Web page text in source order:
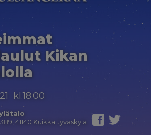
Kikan
kl.18.00
41140 Kuikka Jyväskylä